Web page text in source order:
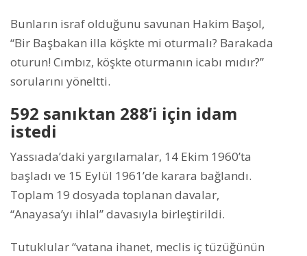
Bunların israf olduğunu savunan Hakim Başol,
“Bir Başbakan illa köşkte mi oturmalı? Barakada
oturun! Cımbız, köşkte oturmanın icabı mıdır?”
sorularını yöneltti.
592 sanıktan 288’i için idam
istedi
Yassıada’daki yargılamalar, 14 Ekim 1960’ta
başladı ve 15 Eylül 1961’de karara bağlandı.
Toplam 19 dosyada toplanan davalar,
“Anayasa’yı ihlal” davasıyla birleştirildi.
Tutuklular “vatana ihanet, meclis iç tüzüğünün